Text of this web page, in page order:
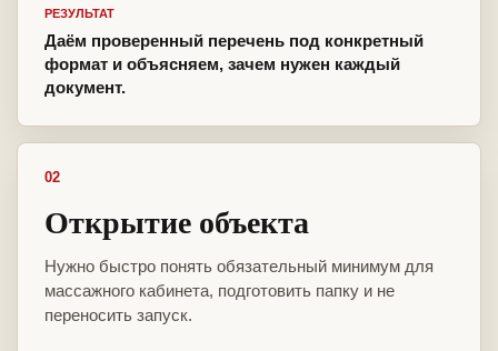
РЕЗУЛЬТАТ
Даём проверенный перечень под конкретный
формат и объясняем, зачем нужен каждый
документ.
02
Открытие объекта
Нужно быстро понять обязательный минимум для
массажного кабинета, подготовить папку и не
переносить запуск.